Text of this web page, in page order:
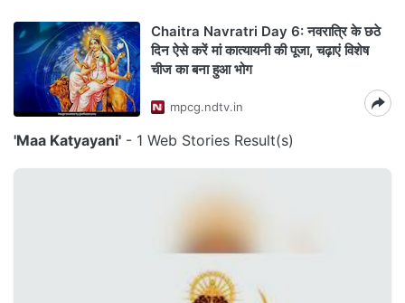
Chaitra Navratri Day 6: नवरात्रि के छठे
दिन ऐसे करें मां कात्यायनी की पूजा, चढ़ाएं विशेष
चीज का बना हुआ भोग
mpcg.ndtv.in
'Maa Katyayani' - 1 Web Stories Result(s)